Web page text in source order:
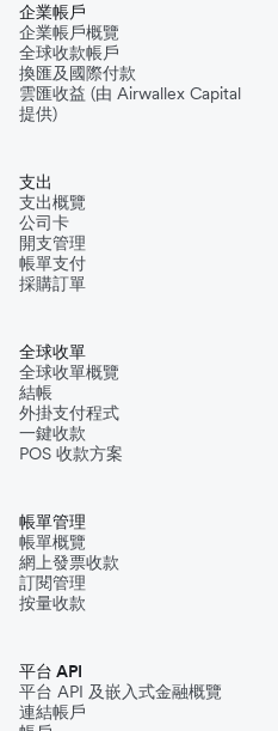
企業帳戶
企業帳戶概覽
全球收款帳戶
換匯及國際付款
雲匯收益 (由 Airwallex Capital
提供)
支出
支出概覽
公司卡
開支管理
帳單支付
採購訂單
全球收單
全球收單概覽
結帳
外掛支付程式
一鍵收款
POS 收款方案
帳單管理
帳單概覽
網上發票收款
訂閱管理
按量收款
平台 API
平台 API 及嵌入式金融概覽
連結帳戶